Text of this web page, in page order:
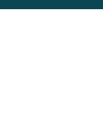
Наші